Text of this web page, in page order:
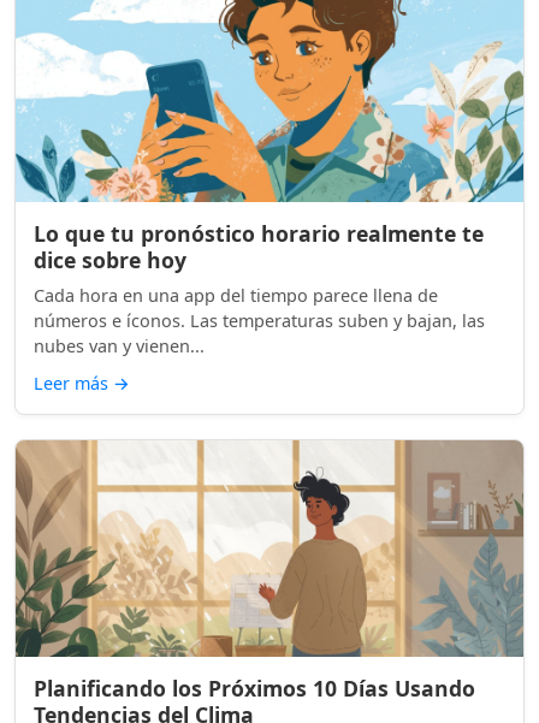
Lo que tu pronóstico horario realmente te
dice sobre hoy
Cada hora en una app del tiempo parece llena de
números e íconos. Las temperaturas suben y bajan, las
nubes van y vienen...
Leer más →
Planificando los Próximos 10 Días Usando
Tendencias del Clima